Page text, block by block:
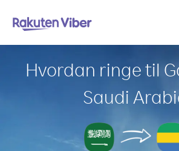
Hvordan ringe til
Saudi